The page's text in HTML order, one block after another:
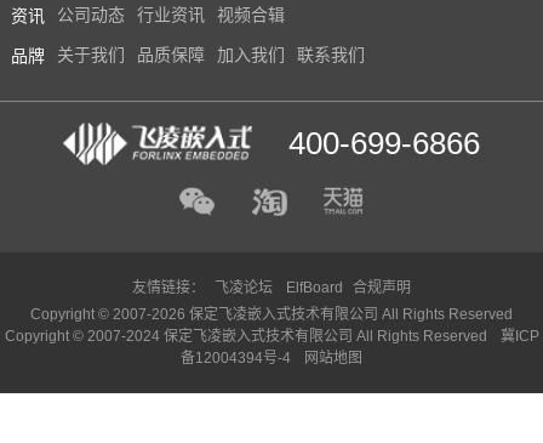
资讯 公司动态 行业资讯 视频合辑
品牌 关于我们 品质保障 加入我们 联系我们
400-699-6866
友情链接： 飞凌论坛 ElfBoard
合规声明
Copyright © 2007-2026 保定飞凌嵌入式技术有限公司 All Rights Reserved
Copyright © 2007-2024 保定飞凌嵌入式技术有限公司 All Rights Reserved
冀ICP
备12004394号-4
网站地图